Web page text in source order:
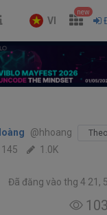
VI
new
@hhoang
145 1.0K
Đã đăng vào thg 4 21,
103